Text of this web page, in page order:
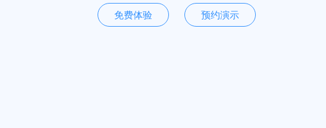
免费体验 预约演示